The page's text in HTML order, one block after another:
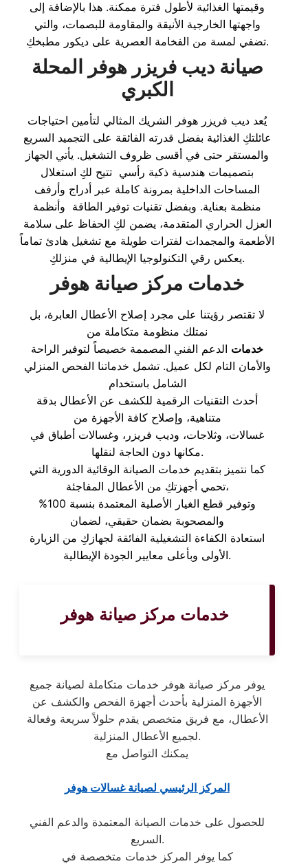
وقيمتها الغذائية لأطول فترة ممكنة. هذا بالإضافة إلى
واجهتها الخارجية الأنيقة والمقاومة للبصمات، والتي
تضفي لمسة من الفخامة العصرية على ديكور مطبخكِ.
صيانة ديب فريزر هوفر المحلة
الكبري
يُعد ديب فريزر هوفر الشريك المثالي لتأمين احتياجات
عائلتكِ الغذائية بفضل قدرته الفائقة على التجميد السريع
والمستقر حتى في أقسى ظروف التشغيل. يأتي الجهاز
بتصميمات هندسية ذكية رأسي تتيح لكِ استغلال
المساحات الداخلية بمرونة كاملة عبر أدراج وأرفف
منظمة بعناية. وبفضل تقنيات توفير الطاقة وأنظمة
العزل الحراري المتقدمة، يضمن لكِ الحفاظ على سلامة
الأطعمة والمجمدات لفترات طويلة مع تشغيل هادئ تماماً
يعكس رقي التكنولوجيا الإيطالية في منزلكِ.
خدمات مركز صيانة هوفر
لا تقتصر رؤيتنا على مجرد إصلاح الأعطال العابرة، بل
نمتلك منظومة متكاملة من
خدمات الدعم الفني المصممة خصيصاً لتوفير الراحة
والأمان التام لكل عميل. تشمل خدماتنا الفحص المنزلي
الشامل باستخدام
أحدث التقنيات الرقمية للكشف عن الأعطال بدقة
متناهية، وإصلاح كافة الأجهزة من
غسالات، وثلاجات، وديب فريزر، وغسالات أطباق في
مكانها دون الحاجة لنقلها.
كما نتميز بتقديم خدمات الصيانة الوقائية الدورية التي
تحمي أجهزتكِ من الأعطال المفاجئة،
وتوفير قطع الغيار الأصلية المعتمدة بنسبة 100%
والمصحوبة بضمان حقيقي، لضمان
استعادة الكفاءة التشغيلية الفائقة لجهازكِ من الزيارة
الأولى وبأعلى معايير الجودة الإيطالية.
خدمات مركز صيانة هوفر
يوفر مركز صيانة هوفر خدمات متكاملة لصيانة جميع
الأجهزة المنزلية بأحدث أجهزة الفحص والكشف عن
الأعطال، مع فريق متخصص يقدم حلولاً سريعة وفعالة
لجميع الأعطال المنزلية.
يمكنك التواصل مع
المركز الرئيسي لصيانة غسالات هوفر
للحصول على خدمات الصيانة المعتمدة والدعم الفني
السريع.
كما يوفر المركز خدمات متخصصة في